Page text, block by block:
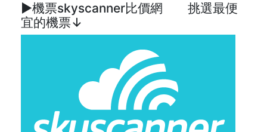
►機票skyscanner比價網 挑選最便
宜的機票↓